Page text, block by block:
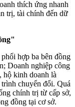
thích ứng nhanh
trị, tài chính đến dữ
hợp ba bên đồng
Doanh nghiệp công
hộ kinh doanh là
chuyển đổi. Quá
chính trị từ cấp sở,
đồng tại cơ sở.